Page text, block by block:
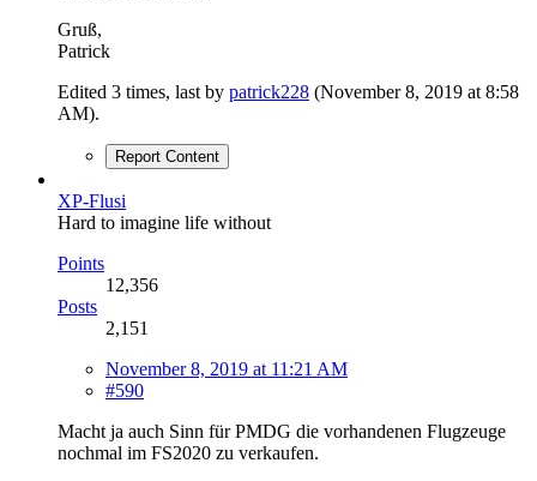
Gruß,
Patrick
Edited 3 times, last by patrick228 (November 8, 2019 at 8:58
AM).
Report Content
XP-Flusi
Hard to imagine life without
Points
12,356
Posts
2,151
November 8, 2019 at 11:21 AM
#590
Macht ja auch Sinn für PMDG die vorhandenen Flugzeuge
nochmal im FS2020 zu verkaufen.